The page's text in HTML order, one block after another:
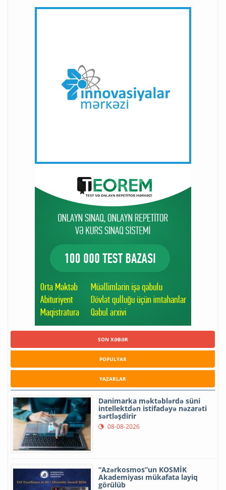
SON XƏBƏR
POPULYAR
YAZARLAR
Danimarka məktəblərdə süni
intellektdən istifadəyə nəzarəti
sərtləşdirir
08-08-2026
“Azərkosmos”un KOSMİK
Akademiyası mükafata layiq
görülüb